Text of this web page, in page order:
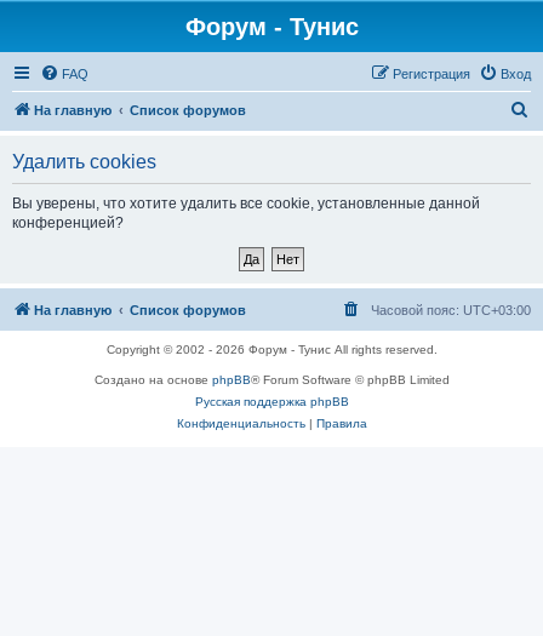
Форум - Тунис
FAQ Вход
Регистрация
На главную Список форумов
Удалить cookies
Вы уверены, что хотите удалить все cookie, установленные данной
конференцией?
На главную Список форумов Часовой пояс: UTC+03:00
Copyright © 2002 - 2026 Форум - Тунис All rights reserved.
Создано на основе phpBB® Forum Software © phpBB Limited
Русская поддержка phpBB
Конфиденциальность| Правила